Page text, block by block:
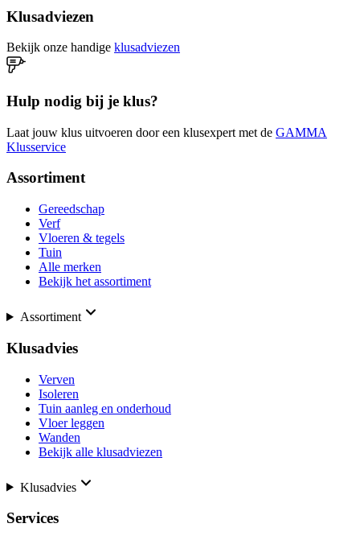
Klusadviezen
Bekijk onze handige klusadviezen
Hulp nodig bij je klus?
Laat jouw klus uitvoeren door een klusexpert met de GAMMA
Klusservice
Assortiment
Gereedschap
Verf
Vloeren & tegels
Tuin
Alle merken
Bekijk het assortiment
Assortiment
Klusadvies
Verven
Isoleren
Tuin aanleg en onderhoud
Vloer leggen
Wanden
Bekijk alle klusadviezen
Klusadvies
Services